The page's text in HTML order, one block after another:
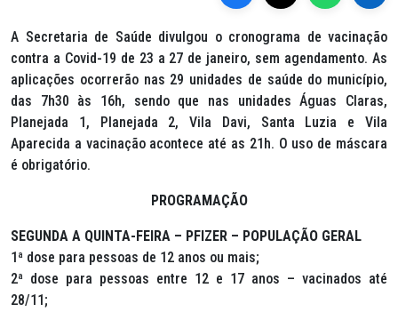
A Secretaria de Saúde divulgou o cronograma de vacinação
contra a Covid-19 de 23 a 27 de janeiro, sem agendamento. As
aplicações ocorrerão nas 29 unidades de saúde do município,
das 7h30 às 16h, sendo que nas unidades Águas Claras,
Planejada 1, Planejada 2, Vila Davi, Santa Luzia e Vila
Aparecida a vacinação acontece até as 21h. O uso de máscara
é obrigatório.
PROGRAMAÇÃO
SEGUNDA A QUINTA-FEIRA – PFIZER – POPULAÇÃO GERAL
1ª dose para pessoas de 12 anos ou mais;
2ª dose para pessoas entre 12 e 17 anos – vacinados até
28/11;